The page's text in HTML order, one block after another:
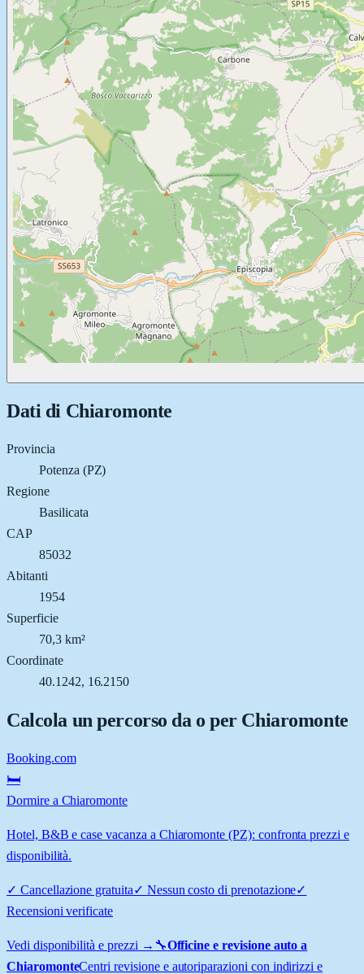
Dati di Chiaromonte
Provincia
Potenza (PZ)
Regione
Basilicata
CAP
85032
Abitanti
1954
Superficie
70,3 km²
Coordinate
40.1242, 16.2150
Calcola un percorso da o per Chiaromonte
Booking.com
🛏️
Dormire a Chiaromonte
Hotel, B&B e case vacanza a Chiaromonte (PZ): confronta prezzi e
disponibilità.
✓ Cancellazione gratuita✓ Nessun costo di prenotazione✓
Recensioni verificate
Vedi disponibilità e prezzi → 🔧Officine e revisione auto a
ChiaromonteCentri revisione e autoriparazioni con indirizzi e